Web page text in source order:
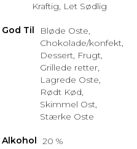
Kraftig, Let Sødlig
God Til
Bløde Oste,
Chokolade/konfekt,
Dessert, Frugt,
Grillede retter,
Lagrede Oste,
Rødt Kød,
Skimmel Ost,
Stærke Oste
Alkohol 20 %